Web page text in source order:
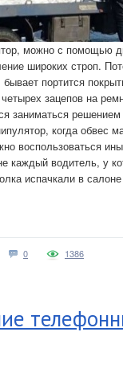
можно с помощью
широких строп.
портится
зацепов на
заниматься
когда обвес
воспользоваться
каждый водитель, у
испачкали в
0 1386